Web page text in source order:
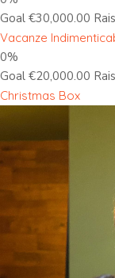
Goal €30,000.00
Vacanze
0%
Goal €20,000.00
Christmas Box